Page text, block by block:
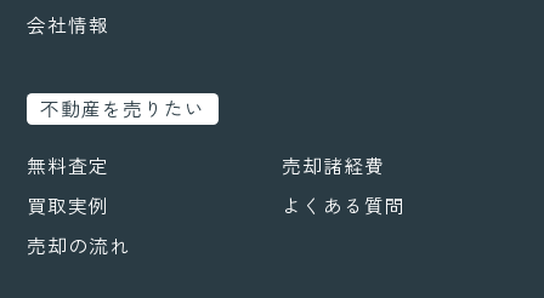
会社情報
不動産を売りたい
無料査定
買取実例
売却の流れ
売却諸経費
よくある質問